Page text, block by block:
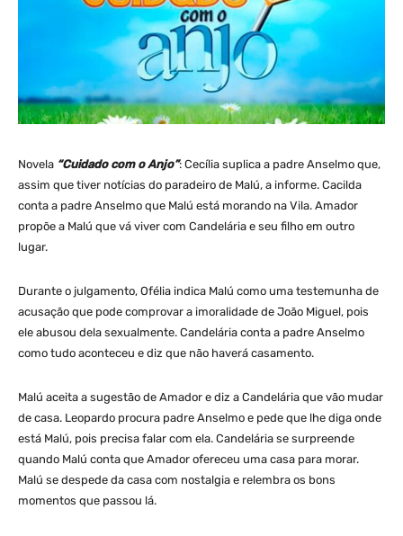
Novela “Cuidado com o Anjo”: Cecília suplica a padre Anselmo que,
assim que tiver notícias do paradeiro de Malú, a informe. Cacilda
conta a padre Anselmo que Malú está morando na Vila. Amador
propõe a Malú que vá viver com Candelária e seu filho em outro
lugar.
Durante o julgamento, Ofélia indica Malú como uma testemunha de
acusação que pode comprovar a imoralidade de João Miguel, pois
ele abusou dela sexualmente. Candelária conta a padre Anselmo
como tudo aconteceu e diz que não haverá casamento.
Malú aceita a sugestão de Amador e diz a Candelária que vão mudar
de casa. Leopardo procura padre Anselmo e pede que lhe diga onde
está Malú, pois precisa falar com ela. Candelária se surpreende
quando Malú conta que Amador ofereceu uma casa para morar.
Malú se despede da casa com nostalgia e relembra os bons
momentos que passou lá.